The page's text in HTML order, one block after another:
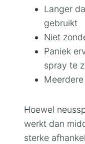
Langer
gebruikt
Niet
Paniek
spray te
Hoewel
werkt dan
sterke